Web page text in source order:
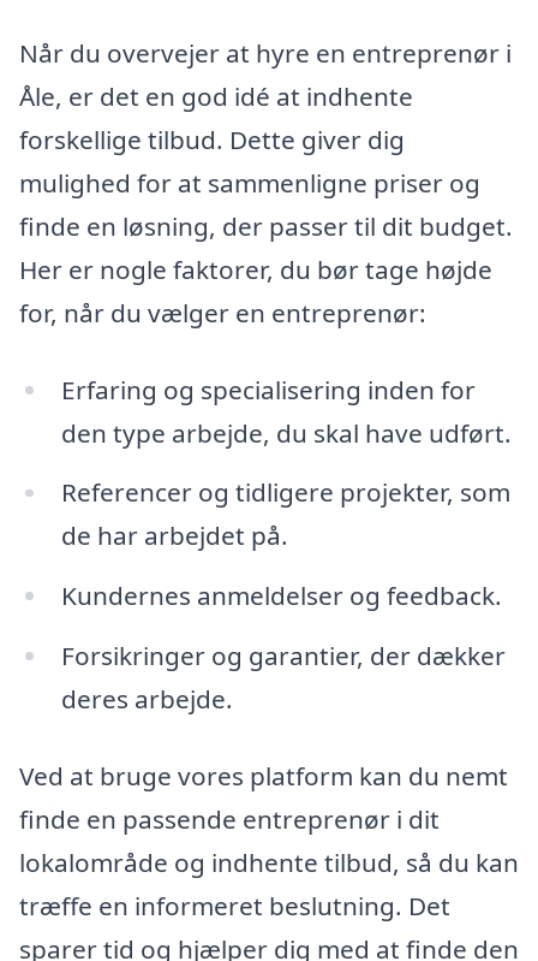
Når du overvejer at hyre en entreprenør i
Åle, er det en god idé at indhente
forskellige tilbud. Dette giver dig
mulighed for at sammenligne priser og
finde en løsning, der passer til dit budget.
Her er nogle faktorer, du bør tage højde
for, når du vælger en entreprenør:
Erfaring og specialisering inden for
den type arbejde, du skal have udført.
Referencer og tidligere projekter, som
de har arbejdet på.
Kundernes anmeldelser og feedback.
Forsikringer og garantier, der dækker
deres arbejde.
Ved at bruge vores platform kan du nemt
finde en passende entreprenør i dit
lokalområde og indhente tilbud, så du kan
træffe en informeret beslutning. Det
sparer tid og hjælper dig med at finde den